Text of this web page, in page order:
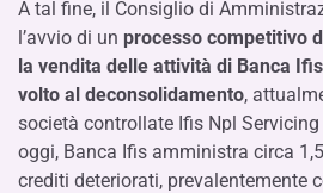
A tal fine, il Consiglio di
l’avvio di un processo competitivo
la vendita delle attività di Banca
volto al deconsolidamento,
società controllate Ifis Npl
oggi, Banca Ifis amministra circa
crediti deteriorati, prevalentemente